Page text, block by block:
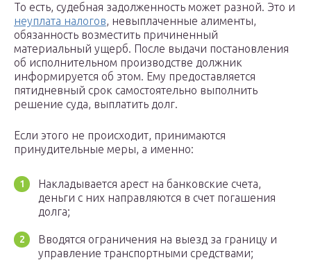
То есть, судебная задолженность может разной. Это и
неуплата налогов, невыплаченные алименты,
обязанность возместить причиненный
материальный ущерб. После выдачи постановления
об исполнительном производстве должник
информируется об этом. Ему предоставляется
пятидневный срок самостоятельно выполнить
решение суда, выплатить долг.
Если этого не происходит, принимаются
принудительные меры, а именно:
Накладывается арест на банковские счета,
деньги с них направляются в счет погашения
долга;
Вводятся ограничения на выезд за границу и
управление транспортными средствами;